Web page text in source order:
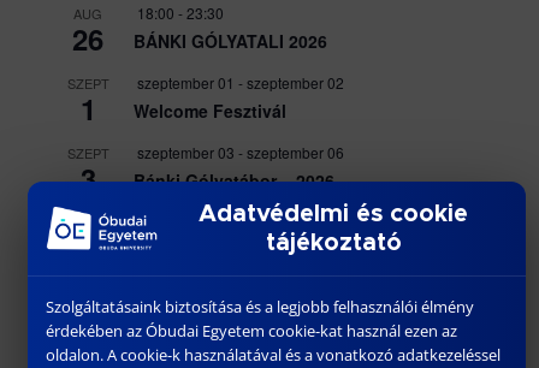
AUG
26
18:00 - 23:30
BÁNKI GÓLYATALI 2026
SZEPT
1
szeptember 01 -szeptember 02
Welcome Fesztivál
SZEPT
3
szeptember 03 -szeptember 06
Bánki Gólyatábor – 2026
SZEPT
3
10:15 13:00
DR. VARGA PÉTER JÁNOS egyetemi
docens habilitációs eljárása
Naptár megtekintése
Adatvédelmi és cookie
tájékoztató
Szolgáltatásaink biztosítása és a legjobb felhasználói élmény
érdekében az Óbudai Egyetem cookie-kat használ ezen az
oldalon. A cookie-k használatával és a vonatkozó adatkezeléssel